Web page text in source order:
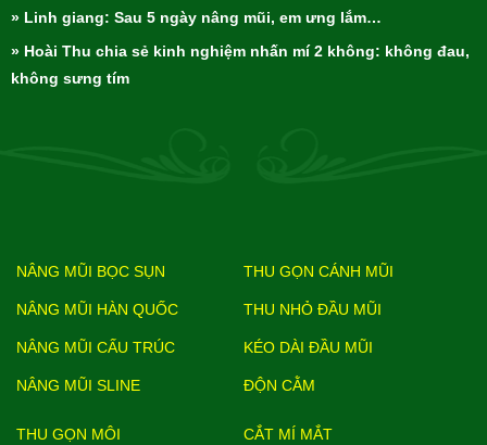
» Linh giang: Sau 5 ngày nâng mũi, em ưng lắm…
» Hoài Thu chia sẻ kinh nghiệm nhấn mí 2 không: không đau,
không sưng tím
NÂNG MŨI BỌC SỤN
NÂNG MŨI HÀN QUỐC
NÂNG MŨI CẤU TRÚC
NÂNG MŨI SLINE
THU GỌN CÁNH MŨI
THU NHỎ ĐẦU MŨI
KÉO DÀI ĐẦU MŨI
ĐỘN CẰM
THU GỌN MÔI CẮT MÍ MẮT